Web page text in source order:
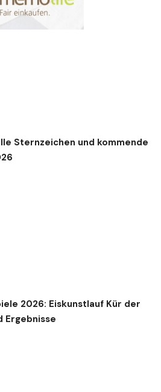
Sternzeichen und kommende
2026: Eiskunstlauf Kür der
Ergebnisse